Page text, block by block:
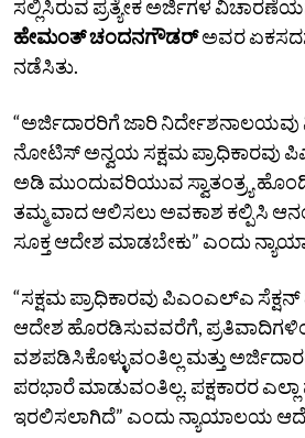
ಸಲ್ಲಿಸಿರುವ ಪ್ರತ್ಯೇಕ ಅರ್ಜಿಗಳ
ಹೇಮಂತ್‌ ಚಂದನಗೌಡರ್‌ಅವರ
ನಡೆಸಿತು.
“ಅರ್ಜಿದಾರರಿಗೆ ಜಾರಿ
ನೋಟಿಸ್‌ ಅನ್ವಯ ಸಕ್ಷಮ ಪ್ರಾಧಿಕಾರವು
ಅಡಿ ಮುಂದುವರಿಯುವ ಸ್ವಾತಂತ್ರ್ಯ
ತಮ್ಮ ವಾದ ಆಲಿಸಲು ಅವಕಾಶ ಕಲ್ಪಿಸಿ
ಸೂಕ್ತ ಆದೇಶ ಮಾಡಬೇಕು” ಎಂದು
“ಸಕ್ಷಮ ಪ್ರಾಧಿಕಾರವು ಪಿಎಂಎಲ್‌ಎ
ಆದೇಶ ಹೊರಡಿಸುವವರೆಗೆ,
ವಶಪಡಿಸಿಕೊಳ್ಳುವಂತಿಲ್ಲ ಮತ್ತು
ಪರಭಾರೆ ಮಾಡುವಂತಿಲ್ಲ. ಪಕ್ಷಕಾರರ ಎಲ್ಲಾ
ಇರಲಿಸಲಾಗಿದೆ” ಎಂದು ನ್ಯಾಯಾಲಯ